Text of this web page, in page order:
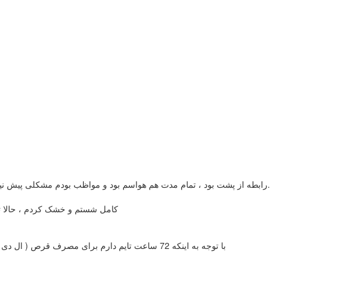
رابطه از پشت بود ، تمام مدت هم هواسم بود و مواظب بودم مشکلی پیش نیاد،دست پارتنرم خیس بود به دستم مالیده شد دستم هم روی اندام تناسلی بود و نذاشتم چیزی داخل شه و روی باسن تخلیه شد.
کامل شستم و خشک کردم ، حالا
با توجه به اینکه 72 ساعت تایم دارم برای مصرف قرص ( ال دی میخورم) و 2 روز به پریودم مونده بهتر نیست فردا قرص رو بخورم که تا 12 ساعت بعد اگر پریود شدم بعدیش رو نخورم دیگه؟